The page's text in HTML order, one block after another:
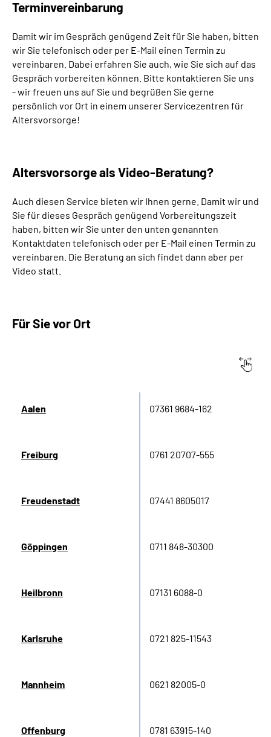
Terminvereinbarung
Damit wir im Gespräch genügend Zeit für Sie haben, bitten
wir Sie telefonisch oder per E-Mail einen Termin zu
vereinbaren. Dabei erfahren Sie auch, wie Sie sich auf das
Gespräch vorbereiten können. Bitte kontaktieren Sie uns
- wir freuen uns auf Sie und begrüßen Sie gerne
persönlich vor Ort in einem unserer Servicezentren für
Altersvorsorge!
Altersvorsorge als Video-Beratung?
Auch diesen Service bieten wir Ihnen gerne. Damit wir und
Sie für dieses Gespräch genügend Vorbereitungszeit
haben, bitten wir Sie unter den unten genannten
Kontaktdaten telefonisch oder per E-Mail einen Termin zu
vereinbaren. Die Beratung an sich findet dann aber per
Video statt.
Für Sie vor Ort
Aalen 07361 9684-162
Freiburg 0761 20707-555
Freudenstadt 07441 8605017
Göppingen 0711 848-30300
Heilbronn 07131 6088-0
Karlsruhe 0721 825-11543
Mannheim 0621 82005-0
Offenburg 0781 63915-140